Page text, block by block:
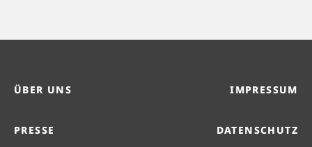
ÜBER UNS IMPRESSUM
PRESSE DATENSCHUTZ